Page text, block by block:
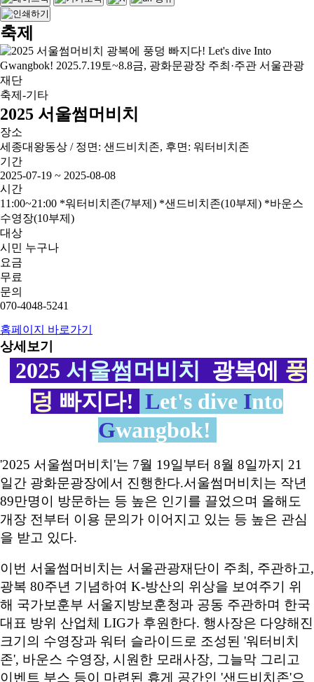
축제
축제-기타
2025 서울썸머비치
장소
세종대왕동상 / 정면: 샌드비치존, 후면: 워터비치존
기간
2025-07-19 ~ 2025-08-08
시간
11:00~21:00 *워터비치존(7부제) *샌드비치존(10부제) *바운스
수영장(10부제)
대상
시민 누구나
요금
무료
문의
070-4048-5241
홈페이지 바로가기
상세보기
2025 서울썸머비치 광복에 풍
덩 빠지다! Let's dive Into
Gwangbok!
'2025 서울썸머비치'는 7월 19일부터 8월 8일까지 21
일간 광화문광장에서 진행한다.서울썸머비치는 작년
89만명이 방문하는 등 높은 인기를 끌었으며 올해도
개장 전부터 이용 문의가 이어지고 있는 등 높은 관심
을 받고 있다.
이번 서울썸머비치는 서울관광재단이 주최, 주관하고,
광복 80주년 기념하여 K-방산의 위상을 보여주기 위
해 국가보훈부 서울지방보훈청과 공동 주관하며 한국
대표 방위 산업체 LIG가 후원한다. 행사장은 다양해진
크기의 수영장과 워터 슬라이드로 조성된 '워터비치
존', 바운스 수영장, 시원한 모래사장, 그늘막 그리고
이벤트 부스 등이 마련된 휴게 공간인 '샌드비치존'으